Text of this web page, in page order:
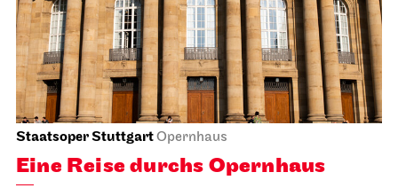
Staatsoper StuttgartOpernhaus
Eine Reise durchs Opernhaus